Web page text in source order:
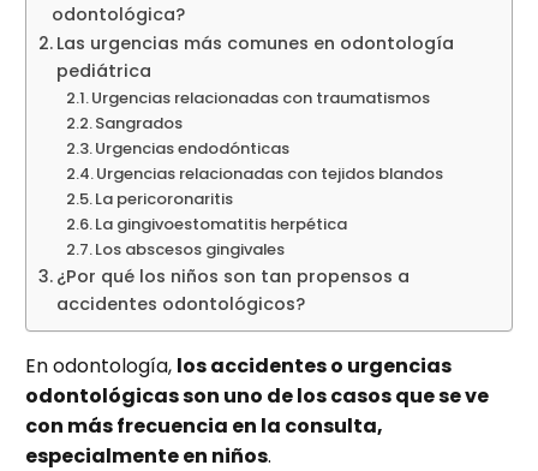
odontológica?
Las urgencias más comunes en odontología
pediátrica
Urgencias relacionadas con traumatismos
Sangrados
Urgencias endodónticas
Urgencias relacionadas con tejidos blandos
La pericoronaritis
La gingivoestomatitis herpética
Los abscesos gingivales
¿Por qué los niños son tan propensos a
accidentes odontológicos?
En odontología, los accidentes o urgencias
odontológicas son uno de los casos que se ve
con más frecuencia en la consulta,
especialmente en niños.